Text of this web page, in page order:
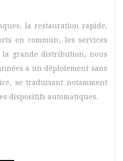
la restauration rapide,
en commun, les services
grande distribution, nous
à un déploiement sans
se traduisant notamment
dispositifs automatiques.